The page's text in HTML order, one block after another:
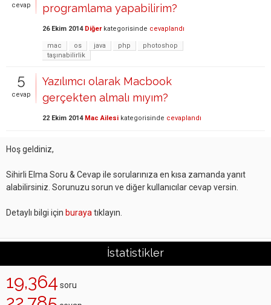
cevap
programlama yapabilirim?
26 Ekim 2014 Diğerkategorisinde cevaplandı
mac os java php
photoshop
taşınabilirlik
5
cevap
Yazılımcı olarak Macbook
gerçekten almalı mıyım?
22 Ekim 2014 Mac Ailesi kategorisinde cevaplandı
Hoş geldiniz,
Sihirli Elma Soru & Cevap ile sorularınıza en kısa zamanda yanıt
alabilirsiniz. Sorunuzu sorun ve diğer kullanıcılar cevap versin.
Detaylı bilgi için buraya tıklayın.
İstatistikler
19,364 soru